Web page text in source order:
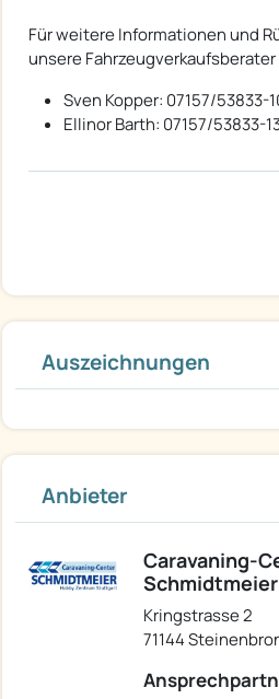
Für weitere Informationen und
unsere
Sven Kopper: 07157/53833-
Ellinor Barth: 07157/53833-
Auszeichnungen
Anbieter
Caravaning-
Schmidtmeier
Kringstrasse 2
71144